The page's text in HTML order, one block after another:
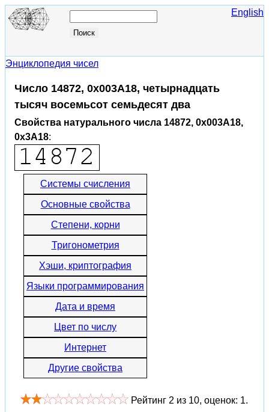
English
Энциклопедия чисел
Число 14872, 0x003A18, четырнадцать
тысяч восемьсот семьдесят два
Свойства натурального числа 14872, 0x003A18,
0x3A18:
Системы счисления
Основные свойства
Степени, корни
Тригонометрия
Хэши, криптография
Языки программирования
Дата и время
Цвет по числу
Интернет
Другие свойства
Рейтинг 2 из 10, оценок: 1.